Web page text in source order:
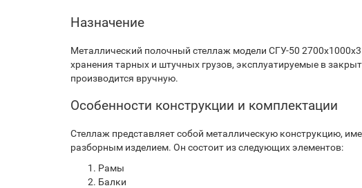
Назначение
Металлический полочный стеллаж модели СГУ-50
хранения тарных и штучных грузов, эксплуатируемые в
производится вручную.
Особенности конструкции и комплектации
Стеллаж представляет собой металлическую конструкцию,
разборным изделием. Он состоит из следующих элементов:
Рамы
Балки